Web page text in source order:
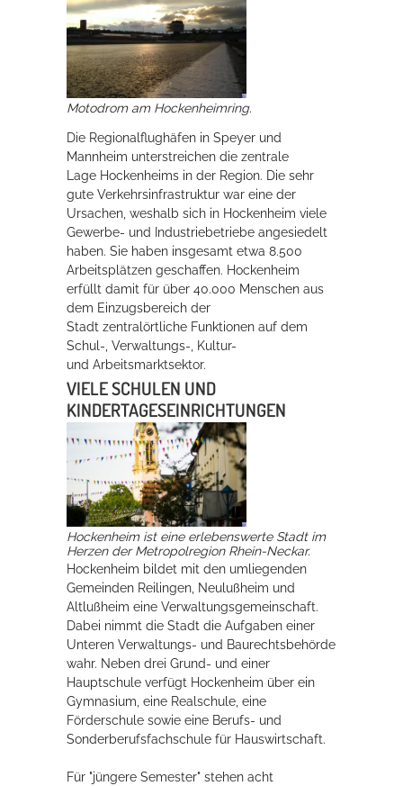
Motodrom am Hockenheimring.
Die Regionalflughäfen in Speyer und
Mannheim unterstreichen die zentrale
Lage Hockenheims in der Region. Die sehr
gute Verkehrsinfrastruktur war eine der
Ursachen, weshalb sich in Hockenheim viele
Gewerbe- und Industriebetriebe angesiedelt
haben. Sie haben insgesamt etwa 8.500
Arbeitsplätzen geschaffen. Hockenheim
erfüllt damit für über 40.000 Menschen aus
dem Einzugsbereich der
Stadt zentralörtliche Funktionen auf dem
Schul-, Verwaltungs-, Kultur-
und Arbeitsmarktsektor.
VIELE SCHULEN UND
KINDERTAGESEINRICHTUNGEN
Hockenheim ist eine erlebenswerte Stadt im
Herzen der Metropolregion Rhein-Neckar.
Hockenheim bildet mit den umliegenden
Gemeinden Reilingen, Neulußheim und
Altlußheim eine Verwaltungsgemeinschaft.
Dabei nimmt die Stadt die Aufgaben einer
Unteren Verwaltungs- und Baurechtsbehörde
wahr. Neben drei Grund- und einer
Hauptschule verfügt Hockenheim über ein
Gymnasium, eine Realschule, eine
Förderschule sowie eine Berufs- und
Sonderberufsfachschule für Hauswirtschaft.
Für "jüngere Semester" stehen acht